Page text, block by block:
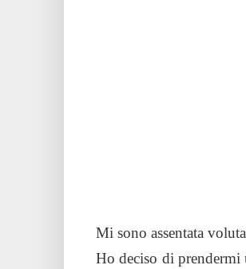
Mi sono assentata
Ho deciso di prendermi